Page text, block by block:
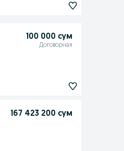
100 000 сум
Договорная
167 423 200 сум